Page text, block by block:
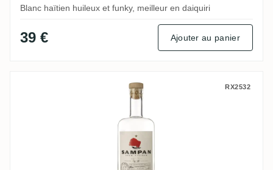
Blanc haïtien huileux et funky, meilleur en daiquiri
39 € Ajouter au panier
Distillerie d'Indochine Sampan Blanc
RX2532